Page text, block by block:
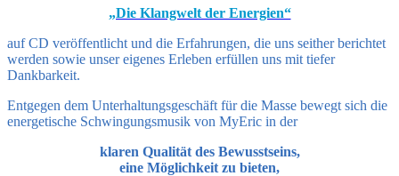
„Die Klangwelt der Energien“
auf CD veröffentlicht und die Erfahrungen, die uns seither berichtet
werden sowie unser eigenes Erleben erfüllen uns mit tiefer
Dankbarkeit.
Entgegen dem Unterhaltungsgeschäft für die Masse bewegt sich die
energetische Schwingungsmusik von MyEric in der
klaren Qualität des Bewusstseins,
eine Möglichkeit zu bieten,